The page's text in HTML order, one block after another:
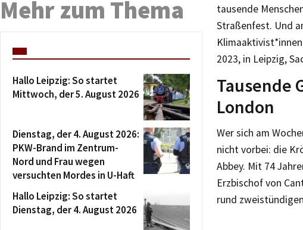
tausende
Straßenfest. Und
2023, in Leipzig,
Tausende
London
Wer sich am
nicht vorbei: die
Abbey. Mit 74
Erzbischof von
rund
Mehr zum Thema
Hallo Leipzig: So startet
Mittwoch, der 5. August 2026
Dienstag, der 4. August 2026:
PKW-Brand im Zentrum-
Nord und Frau wegen
versuchten Mordes in U-Haft
Hallo Leipzig: So startet
Dienstag, der 4. August 2026